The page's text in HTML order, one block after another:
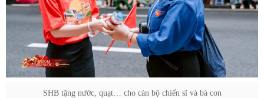
SHB tặng nước, quạt… cho cán bộ chiến sĩ và bà con